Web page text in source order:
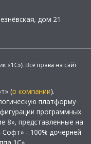
дом 21
«1С»). Все права на сайт
(о компании).
платформу
программных
8», представленные на
- 100% дочерней